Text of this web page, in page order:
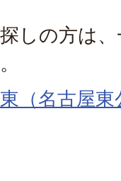
しの方は
（名古屋